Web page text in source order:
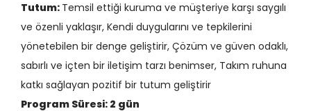
Tutum: Temsil ettiği kuruma ve müşteriye karşı saygılı
ve özenli yaklaşır, Kendi duygularını ve tepkilerini
yönetebilen bir denge geliştirir, Çözüm ve güven odaklı,
sabırlı ve içten bir iletişim tarzı benimser, Takım ruhuna
katkı sağlayan pozitif bir tutum geliştirir
Program Süresi: 2 gün